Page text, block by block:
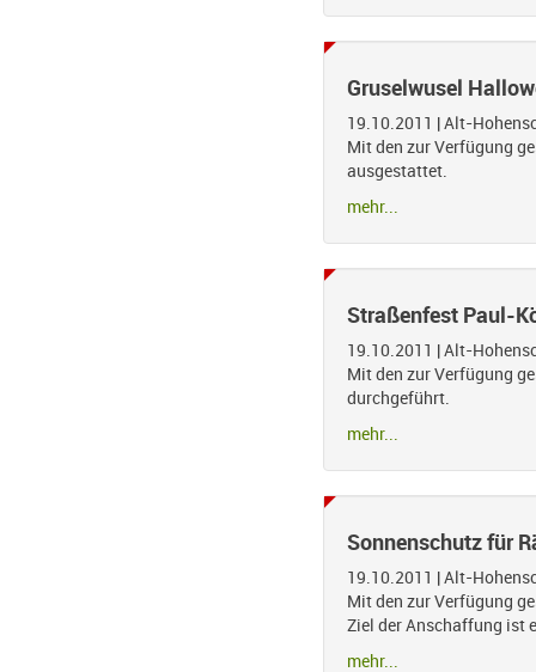
Gruselwusel
19.10.2011
Alt-
Mit den zur Verfügung
ausgestattet.
mehr...
Straßenfest Paul-
19.10.2011
Alt-
Mit den zur Verfügung
durchgeführt.
mehr...
Sonnenschutz für
19.10.2011
Alt-
Mit den zur Verfügung
Ziel der Anschaffung ist
mehr...